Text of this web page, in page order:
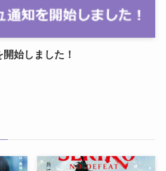
始しました！